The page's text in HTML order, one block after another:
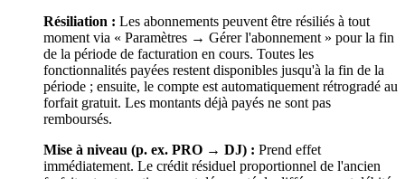
Résiliation : Les abonnements peuvent être résiliés à tout
moment via « Paramètres → Gérer l'abonnement » pour la fin
de la période de facturation en cours. Toutes les
fonctionnalités payées restent disponibles jusqu'à la fin de la
période ; ensuite, le compte est automatiquement rétrogradé au
forfait gratuit. Les montants déjà payés ne sont pas
remboursés.
Mise à niveau (p. ex. PRO → DJ) : Prend effet
immédiatement. Le crédit résiduel proportionnel de l'ancien